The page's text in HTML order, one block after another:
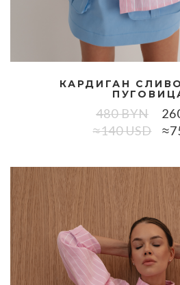
КАРДИГАН
480BYN
≈140 USD